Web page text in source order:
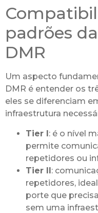
padrões
DMR
Um aspecto
DMR é entender os
eles se diferenciam
infraestrutura
Tier I: é o nível
permite
repetidores ou
Tier II:
repetidores,
porte que
sem uma